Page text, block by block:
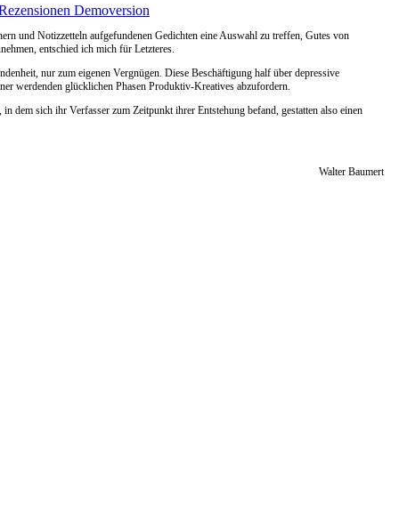
Demoversion
und Notizzetteln aufgefundenen Gedichten eine Auswahl zu treffen, Gutes von
entschied ich mich für Letzteres.
nur zum eigenen Vergnügen. Diese Beschäftigung half über depressive
werdenden glücklichen Phasen Produktiv-Kreatives abzufordern.
dem sich ihr Verfasser zum Zeitpunkt ihrer Entstehung befand, gestatten also einen
Walter Baumert